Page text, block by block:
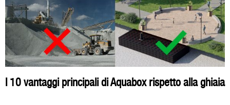
I 10 vantaggi principali di Aquabox rispetto alla ghiaia